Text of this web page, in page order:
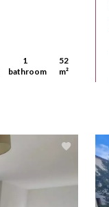
1
bathroom
52
m²